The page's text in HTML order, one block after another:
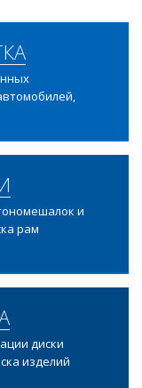
и
рам
диски
изделий